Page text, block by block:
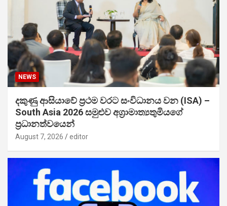
NEWS
දකුණු ආසියාවේ ප්‍රථම වරට සංවිධානය වන (ISA) –
South Asia 2026 සමුළුව අග්‍රාමාත්‍යතුමියගේ
ප්‍රධානත්වයෙන්
August 7, 2026 editor